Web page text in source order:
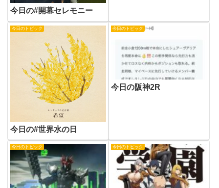
今日の#開幕セレモニー
今日のトピック
今日の#世界水の日
今日のトピック
今日の阪神2R
今日のトピック 今日のトピック